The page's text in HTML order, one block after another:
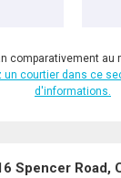
comparativement au
un courtier dans ce
d'informations.
Spencer Road,